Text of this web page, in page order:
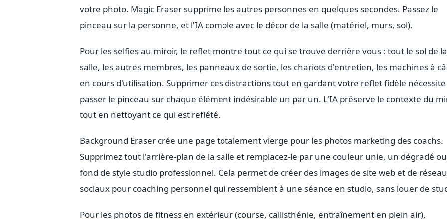
votre photo. Magic Eraser supprime les autres personnes en quelques secondes. Passez le
pinceau sur la personne, et l'IA comble avec le décor de la salle (matériel, murs, sol).
Pour les selfies au miroir, le reflet montre tout ce qui se trouve derrière vous : tout le sol de la
salle, les autres membres, les panneaux de sortie, les chariots d'entretien, les machines à
en cours d'utilisation. Supprimer ces distractions tout en gardant votre reflet fidèle
passer le pinceau sur chaque élément indésirable un par un. L'IA préserve le contexte du
tout en nettoyant ce qui est reflété.
Background Eraser crée une page totalement vierge pour les photos marketing des coachs.
Supprimez tout l'arrière-plan de la salle et remplacez-le par une couleur unie, un dégradé
fond de style studio professionnel. Cela permet de créer des images de site web et de
sociaux pour coaching personnel qui ressemblent à une séance en studio, sans louer de
Pour les photos de fitness en extérieur (course, callisthénie, entraînement en plein air),